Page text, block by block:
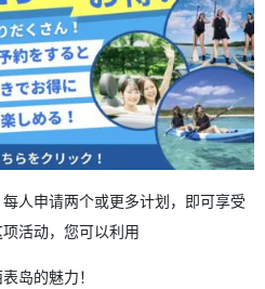
人申请两个或更多计划，即可享受
活动，您可以利用
岛的魅力！